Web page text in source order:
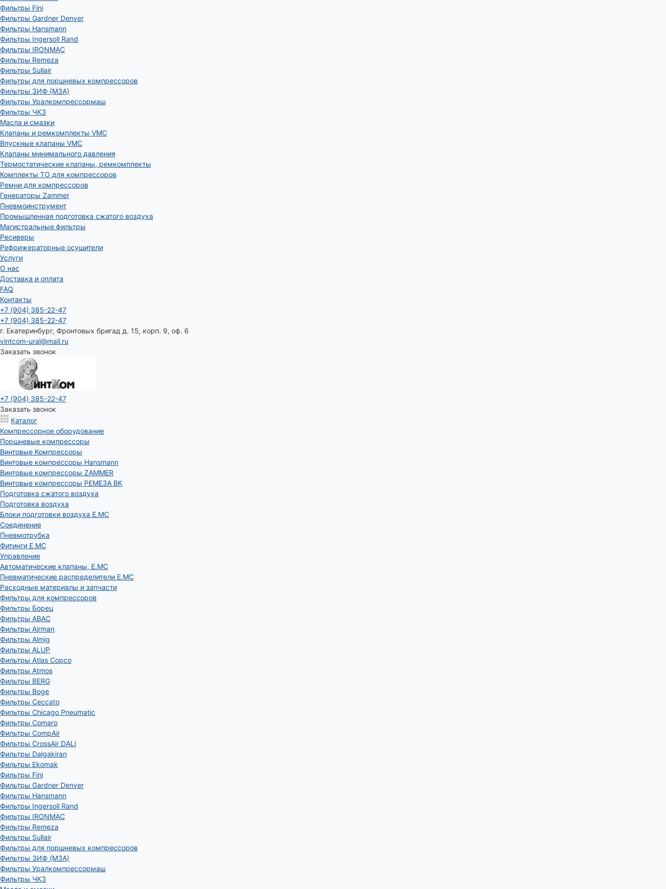
Фильтры Fini
Фильтры Gardner Denver
Фильтры Hansmann
Фильтры Ingersoll Rand
Фильтры IRONMAC
Фильтры Remeza
Фильтры Sullair
Фильтры для поршневых компрессоров
Фильтры ЗИФ (МЗА)
Фильтры Уралкомпрессормаш
Фильтры ЧКЗ
Масла и смазки
Клапаны и ремкомплекты VMC
Впускные клапаны VMC
Клапаны минимального давления
Термостатические клапаны, ремкомплекты
Комплекты ТО для компрессоров
Ремни для компрессоров
Генераторы Zammer
Пневмоинструмент
Промышленная подготовка сжатого воздуха
Магистральные фильтры
Ресиверы
Рефрижераторные осушители
Услуги
О нас
Доставка и оплата
FAQ
Контакты
+7 (904) 385-22-47
+7 (904) 385-22-47
г. Екатеринбург, Фронтовых бригад д. 15, корп. 9, оф. 6
vintcom-ural@mail.ru
Заказать звонок
+7 (904) 385-22-47
Заказать звонок
Каталог
Компрессорное оборудование
Поршневые компрессоры
Винтовые Компрессоры
Винтовые компрессоры Hansmann
Винтовые компрессоры ZAMMER
Винтовые компрессоры РЕМЕЗА ВК
Подготовка сжатого воздуха
Подготовка воздуха
Блоки подготовки воздуха E.MC
Соединение
Пневмотрубка
Фитинги E.MC
Управление
Автоматические клапаны, Е.МС
Пневматические распределители E.MC
Расходные материалы и запчасти
Фильтры для компрессоров
Фильтры Борец
Фильтры ABAC
Фильтры Airman
Фильтры Almig
Фильтры ALUP
Фильтры Atlas Copco
Фильтры Atmos
Фильтры BERG
Фильтры Boge
Фильтры Ceccato
Фильтры Chicago Pneumatic
Фильтры Comaro
Фильтры CompAir
Фильтры CrossAir DALI
Фильтры Dalgakiran
Фильтры Ekomak
Фильтры Fini
Фильтры Gardner Denver
Фильтры Hansmann
Фильтры Ingersoll Rand
Фильтры IRONMAC
Фильтры Remeza
Фильтры Sullair
Фильтры для поршневых компрессоров
Фильтры ЗИФ (МЗА)
Фильтры Уралкомпрессормаш
Фильтры ЧКЗ